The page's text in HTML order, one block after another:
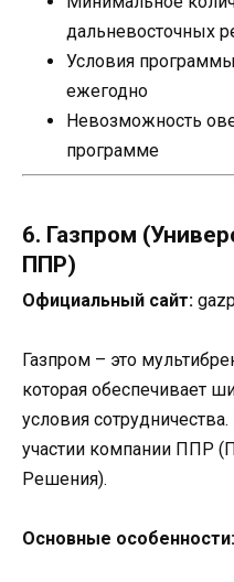
дальневосточных
Условия
ежегодно
Невозможность
программе
6. Газпром
ППР)
Официальный сайт:
Газпром – это
которая обеспечивает
условия
участии компании ППР
Решения).
Основные особенности: